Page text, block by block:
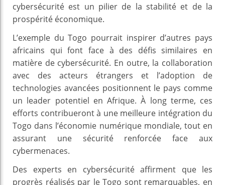
cybersécurité est un pilier de la stabilité et de la
prospérité économique.
L’exemple du Togo pourrait inspirer d’autres pays
africains qui font face à des défis similaires en
matière de cybersécurité. En outre, la collaboration
avec des acteurs étrangers et l’adoption de
technologies avancées positionnent le pays comme
un leader potentiel en Afrique. À long terme, ces
efforts contribueront à une meilleure intégration du
Togo dans l’économie numérique mondiale, tout en
assurant une sécurité renforcée face aux
cybermenaces.
Des experts en cybersécurité affirment que les
progrès réalisés par le Togo sont remarquables, en